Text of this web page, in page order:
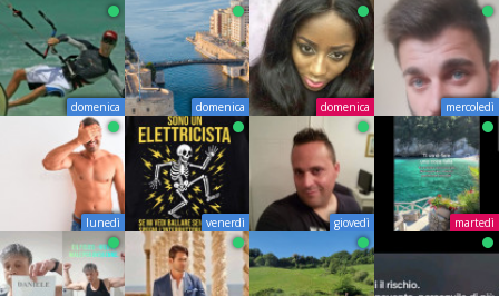
domenica domenica domenica mercoledì
lunedì venerdì giovedì martedì